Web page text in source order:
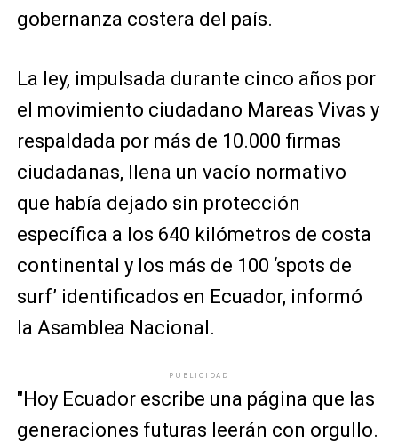
gobernanza costera del país.
La ley, impulsada durante cinco años por
el movimiento ciudadano Mareas Vivas y
respaldada por más de 10.000 firmas
ciudadanas, llena un vacío normativo
que había dejado sin protección
específica a los 640 kilómetros de costa
continental y los más de 100 ‘spots de
surf’ identificados en Ecuador, informó
la Asamblea Nacional.
PUBLICIDAD
"Hoy Ecuador escribe una página que las
generaciones futuras leerán con orgullo.